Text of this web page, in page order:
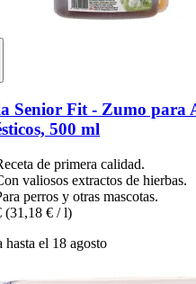
Senior Fit -​ Zumo para
500 ml
de primera calidad.
valiosos extractos de hierbas.
perros y otras mascotas.
(31,18 € / l)
hasta el 18 agosto